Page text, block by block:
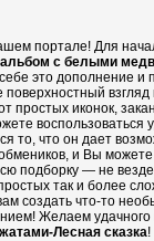
портале! Для
с белыми
это дополнение и
взгляд
простых иконок,
то, что он дает
и Вы
подборку — не
так и более
создать что-то
Желаем удачного
Лесная сказка!